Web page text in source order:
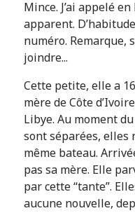
Mince. J’ai appelé
apparent.
numéro. Remarque,
joindre...
Cette petite, elle a
mère de Côte
Libye. Au moment
sont séparées, elles
même bateau.
pas sa mère. Elle
par cette “tante”.
aucune nouvelle,